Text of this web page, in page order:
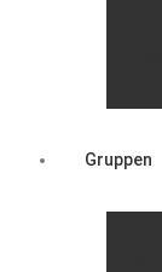
Gruppen